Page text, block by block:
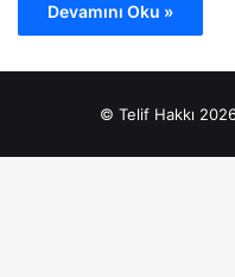
Devamını Oku »
© Telif Hakkı